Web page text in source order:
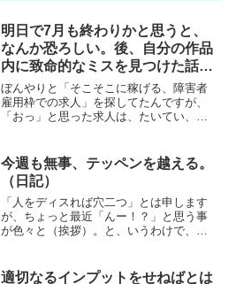
明日で7月も終わりかと思うと、
なんか恐ろしい。後、自分の作品
内に致命的なミスを見つけた話と
か。（日記）
ぼんやりと「そこそこに稼げる、障害者
雇用枠での求人」を探してたんですが、
「おっ」と思った求人は、たいてい、
語力のスキルも問われるという、ある意
味「...
今週も無事、テッペンを越える。
（日記）
「人をディスれば穴二つ」とは申します
が、ちょっと最近「んー！？」と思う事
が色々と（挨拶）。と、いうわけで、フ
と、ふいに脈絡なく思ったりする水曜
適切なるインプットをせねばとは